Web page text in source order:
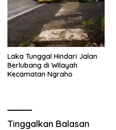
Laka Tunggal Hindari Jalan
Berlubang di Wilayah
Kecamatan Ngraho
Tinggalkan Balasan